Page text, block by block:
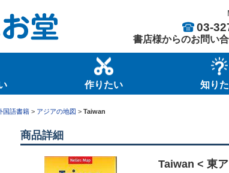
03-
書店様からのお問い
作りたい 知り
国語書籍 > アジアの地図 > Taiwan
商品詳細
Taiwan < 東